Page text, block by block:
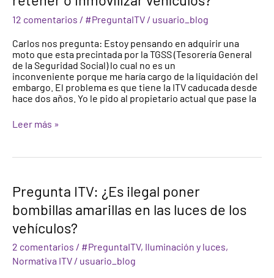
12 comentarios / #PreguntaITV / usuario_blog
Carlos nos pregunta: Estoy pensando en adquirir una
moto que esta precintada por la TGSS (Tesorería General
de la Seguridad Social) lo cual no es un
inconveniente porque me haría cargo de la liquidación del
embargo. El problema es que tiene la ITV caducada desde
hace dos años. Yo le pido al propietario actual que pase la
Centros
de
Inspección
de
Vehículos
retener
o
inmovilizar
vehículos?
Leer más »
Pregunta ITV: ¿Es ilegal poner
bombillas amarillas en las luces de los
vehículos?
2 comentarios / #PreguntaITV, Iluminación y luces,
Normativa ITV / usuario_blog
Pregunta
ITV:
¿Es
poner
bombillas
amarillas
en